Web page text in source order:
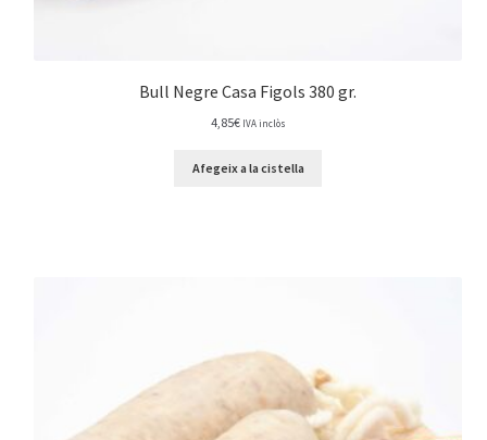
Bull Negre Casa Figols 380 gr.
4,85€ IVA inclòs
Afegeix a la cistella